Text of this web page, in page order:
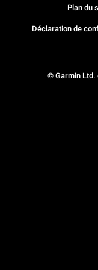
© Garmin Ltd.
Plan du
Déclaration de